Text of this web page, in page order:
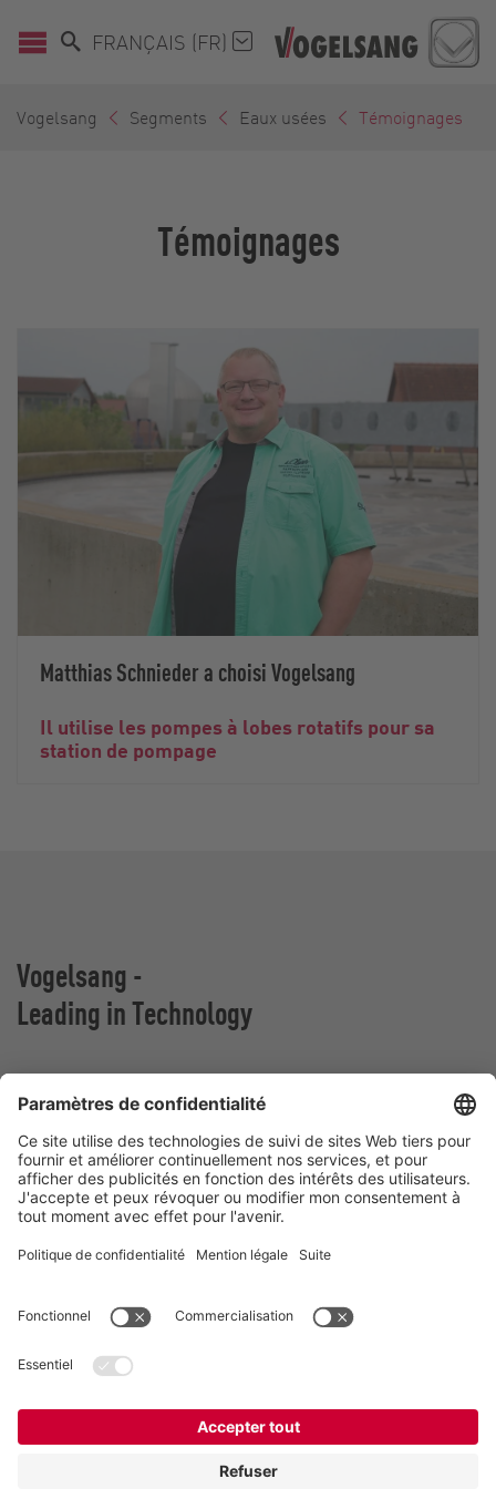
FRANÇAIS (FR)
Vogelsang Segments Eaux usées Témoignages
Témoignages
Matthias Schnieder a choisi Vogelsang
Il utilise les pompes à lobes rotatifs pour sa
station de pompage
Vogelsang -
Leading in Technology
Vogelsang France
Z.A. De Fontgrave
26740 Montboucher sur Jabron
France
Téléphone:+ (33) 04.75.52.74.50